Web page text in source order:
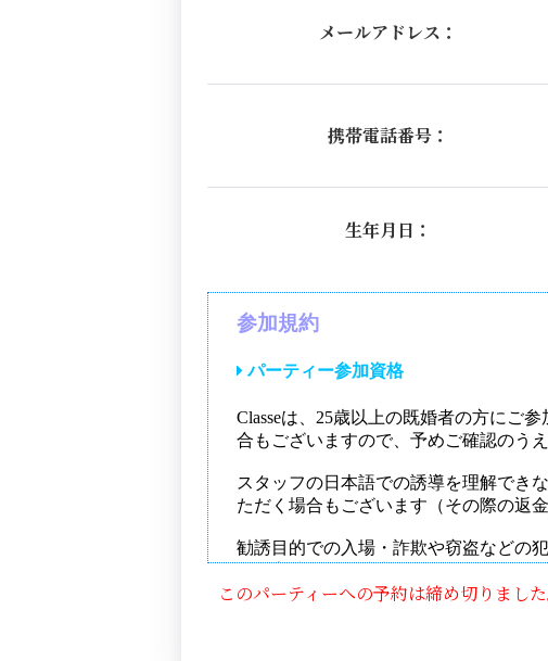
メールアドレス：
携帯電話番号：
生年月日：
このパーティーへの予約は締め切りました